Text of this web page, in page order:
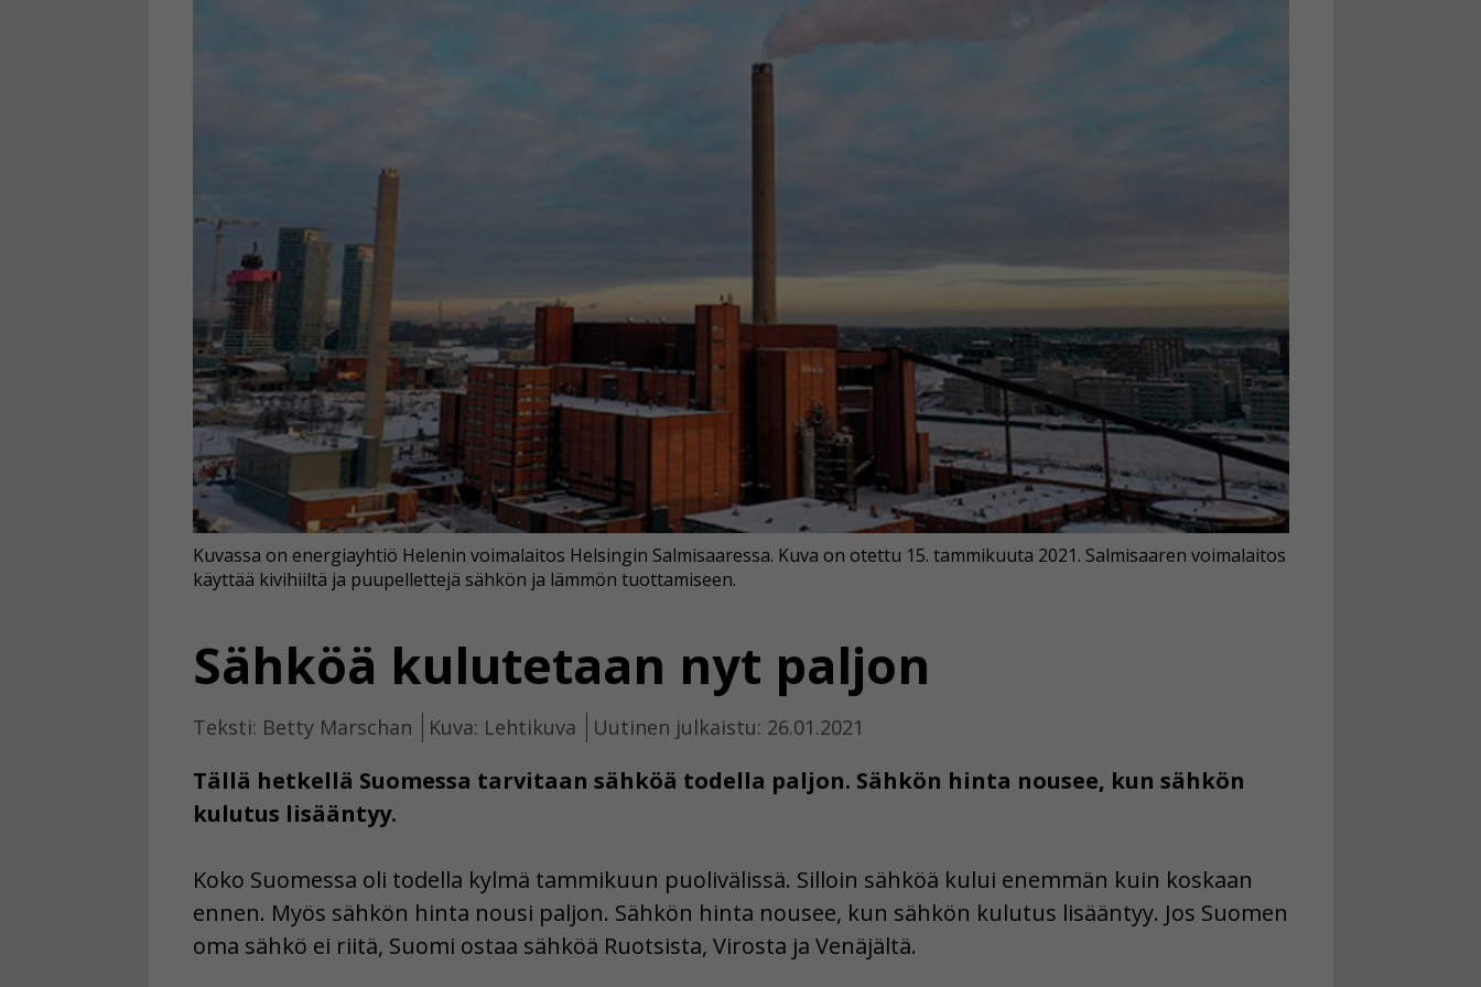
Sähköä kulutetaan nyt paljon
Teksti: Betty Marschan Kuva: Lehtikuva Uutinen julkaistu: 26.01.2021
Tällä hetkellä Suomessa tarvitaan sähköä todella paljon. Sähkön hinta nousee, kun sähkön
kulutus lisääntyy.
Kuvassa on energiayhtiö Helenin voimalaitos Helsingin Salmisaaressa. Kuva on otettu 15. tammikuuta 2021. Salmisaaren voimalaitos
käyttää kivihiiltä ja puupellettejä sähkön ja lämmön tuottamiseen.
Koko Suomessa oli todella kylmä tammikuun puolivälissä. Silloin sähköä kului enemmän kuin koskaan
ennen. Myös sähkön hinta nousi paljon. Sähkön hinta nousee, kun sähkön kulutus lisääntyy. Jos Suomen
oma sähkö ei riitä, Suomi ostaa sähköä Ruotsista, Virosta ja Venäjältä.